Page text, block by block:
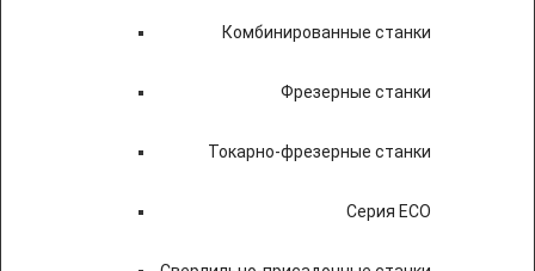
Комбинированные станки
Фрезерные станки
Токарно-фрезерные станки
Серия ECO